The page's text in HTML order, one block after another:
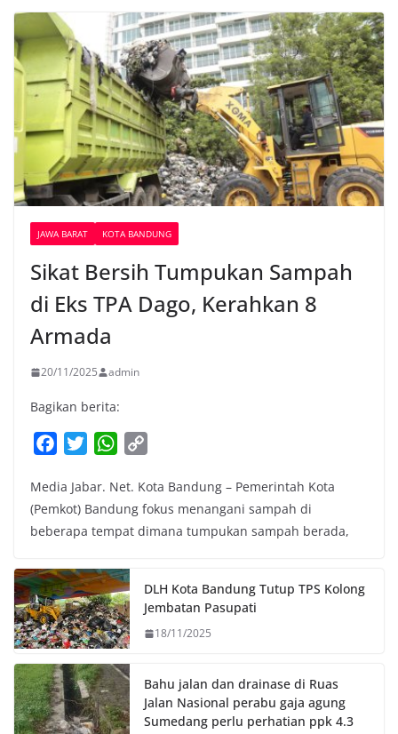
JAWA BARAT KOTA BANDUNG
Sikat Bersih Tumpukan Sampah
di Eks TPA Dago, Kerahkan 8
Armada
20/11/2025 admin
Bagikan berita:
c
e
b
o
k
i
t
t
r
W
a
t
s
p
p
p
y
L
n
k
Media Jabar. Net. Kota Bandung – Pemerintah Kota
(Pemkot) Bandung fokus menangani sampah di
beberapa tempat dimana tumpukan sampah berada,
DLH Kota Bandung Tutup TPS Kolong
Jembatan Pasupati
18/11/2025
Bahu jalan dan drainase di Ruas
Jalan Nasional perabu gaja agung
Sumedang perlu perhatian ppk 4.3